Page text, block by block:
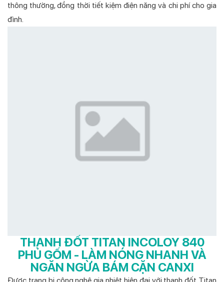
thông thường, đồng thời tiết kiệm điện năng và chi phí cho gia
đình.
THANH ĐỐT TITAN INCOLOY 840
PHỦ GỐM - LÀM NÓNG NHANH VÀ
NGĂN NGỪA BÁM CẶN CANXI